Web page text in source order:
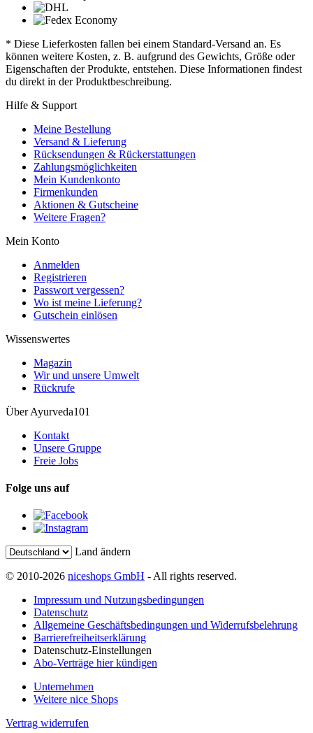
* Diese Lieferkosten fallen bei einem Standard-Versand an. Es
können weitere Kosten, z. B. aufgrund des Gewichts, Größe oder
Eigenschaften der Produkte, entstehen. Diese Informationen findest
du direkt in der Produktbeschreibung.
Hilfe & Support
Meine Bestellung
Versand & Lieferung
Rücksendungen & Rückerstattungen
Zahlungsmöglichkeiten
Mein Kundenkonto
Firmenkunden
Aktionen & Gutscheine
Weitere Fragen?
Mein Konto
Anmelden
Registrieren
Passwort vergessen?
Wo ist meine Lieferung?
Gutschein einlösen
Wissenswertes
Magazin
Wir und unsere Umwelt
Rückrufe
Über Ayurveda101
Kontakt
Unsere Gruppe
Freie Jobs
Folge uns auf
Land ändern
© 2010-2026 niceshops GmbH - All rights reserved.
Impressum und Nutzungsbedingungen
Datenschutz
Allgemeine Geschäftsbedingungen und Widerrufsbelehrung
Barrierefreiheitserklärung
Datenschutz-Einstellungen
Abo-Verträge hier kündigen
Unternehmen
Weitere nice Shops
Vertrag widerrufen